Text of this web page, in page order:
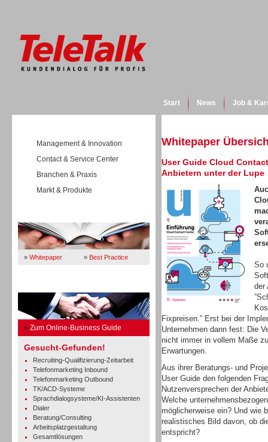
Start News Job &
Management & Innovation
Contact & Service Center
Branchen & Praxis
Markt & Produkte
» Whitepaper » Best Practice
» Zum Online-Business Guide
Gesucht-Gefunden!
Recruiting-Qualifizierung-Zeitarbeit
Telefonmarketing Inbound
Telefonmarketing Outbound
TK/ACD-Systeme
Sprachdialogsysteme/KI-Assistenten
Dialer
Beratung/Consulting
Arbeitsplatzgestaltung
Gesamtlösungen
Whitepaper
User Guide Cloud
Anbietern unter der Lupe
So
der
Fixpreisen.” Erst bei der
Unternehmen dann fest: Die
nicht immer in vollem Maße
Erwartungen.
Aus ihrer Beratungs- und
User Guide den folgenden
Nutzenversprechen der
Welche
möglicherweise ein? Und wie
realistisches Bild davon, ob
entspricht?